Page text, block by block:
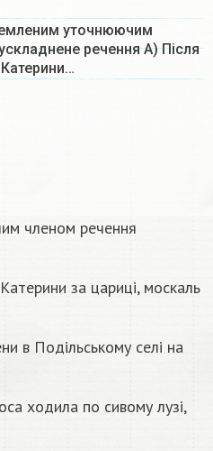
уточнюючим
речення А) Після
членом речення
за цариці, москаль
в Подільському селі на
ходила по сивому лузі,